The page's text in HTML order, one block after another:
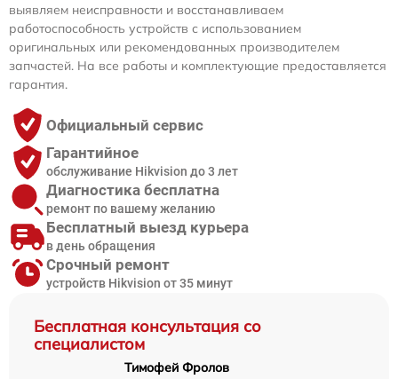
Бесплатная консультация со
специалистом
Тимофей Фролов
выявляем неисправности и восстанавливаем
работоспособность устройств с использованием
оригинальных или рекомендованных производителем
запчастей. На все работы и комплектующие предоставляется
гарантия.
Официальный сервис
Гарантийное
обслуживание Hikvision до 3 лет
Диагностика бесплатна
ремонт по вашему желанию
Бесплатный выезд курьера
в день обращения
Срочный ремонт
устройств Hikvision от 35 минут